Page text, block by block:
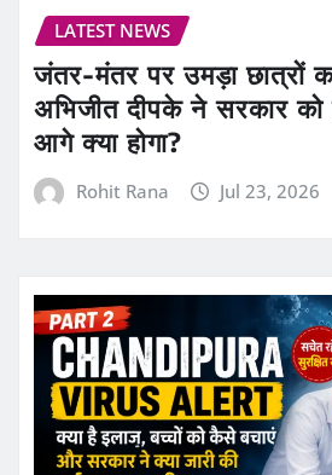
LATEST NEWS
जंतर-मंतर पर उमड़ा छात्रों
अभिजीत दीपके ने सरकार को
आगे क्या होगा?
Rohit Rana Jul 23, 2026